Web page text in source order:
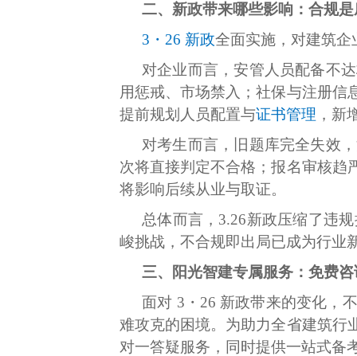
二、新政带来哪些影响：合规
3・26 新政全面实施，对建筑
对企业而言，安管人员配备不
用惩戒、市场禁入；社保与注册信
提前规划人员配置与证书管理 ，新
对考生而言，旧题库完全失效
次将直接判定不合格；报名审核趋
将影响后续从业与取证。
总体而言，3.26新政压缩了违
峻挑战，不合规即出局已成为行业
三、阳光智建专属服务：免费
面对 3・26 新政带来的变化，
难攻克的困境。为助力全省建筑行
对一答疑服务，同时提供一站式备